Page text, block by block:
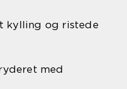
kylling og ristede
med